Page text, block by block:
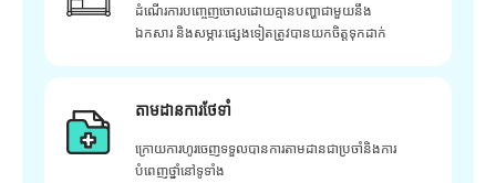
ដំណើរការបញ្ចេញចោលដោយគ្មានបញ្ហាជាមួយនឹង
ឯកសារ និងសម្ភារៈផ្សេងទៀតត្រូវបានយកចិត្តទុកដាក់
តាមដានការថែទាំ
ក្រោយ​ការ​ហូរ​ចេញ​ទទួល​បាន​ការ​តាមដាន​ជា​ប្រចាំ​និង​ការ​
បំពេញ​ថ្នាំ​នៅ​ទូទាំង​